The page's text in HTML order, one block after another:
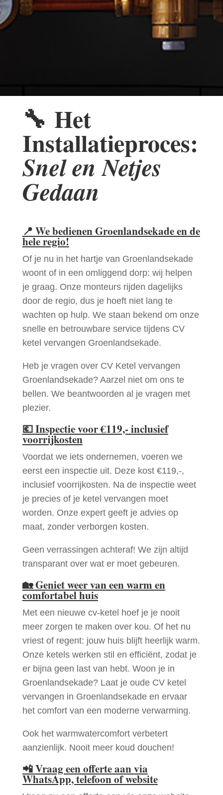
🔧 Het
Installatieproces:
Snel en Netjes
Gedaan
📍 We bedienen Groenlandsekade en de
hele regio!
Of je nu in het hartje van Groenlandsekade
woont of in een omliggend dorp: wij helpen
je graag. Onze monteurs rijden dagelijks
door de regio, dus je hoeft niet lang te
wachten op hulp. We staan bekend om onze
snelle en betrouwbare service tijdens CV
ketel vervangen Groenlandsekade.
Heb je vragen over CV Ketel vervangen
Groenlandsekade? Aarzel niet om ons te
bellen. We beantwoorden al je vragen met
plezier.
💶Inspectie voor €119,- inclusief
voorrijkosten
Voordat we iets ondernemen, voeren we
eerst een inspectie uit. Deze kost €119,-,
inclusief voorrijkosten. Na de inspectie weet
je precies of je ketel vervangen moet
worden. Onze expert geeft je advies op
maat, zonder verborgen kosten.
Geen verrassingen achteraf! We zijn altijd
transparant over wat er moet gebeuren.
🏡Geniet weer van een warm en
comfortabel huis
Met een nieuwe cv-ketel hoef je je nooit
meer zorgen te maken over kou. Of het nu
vriest of regent: jouw huis blijft heerlijk warm.
Onze ketels werken stil en efficiënt, zodat je
er bijna geen last van hebt. Woon je in
Groenlandsekade? Laat je oude CV ketel
vervangen in Groenlandsekade en ervaar
het comfort van een moderne verwarming.
Ook het warmwatercomfort verbetert
aanzienlijk. Nooit meer koud douchen!
📲Vraag een offerte aan via
WhatsApp, telefoon of website